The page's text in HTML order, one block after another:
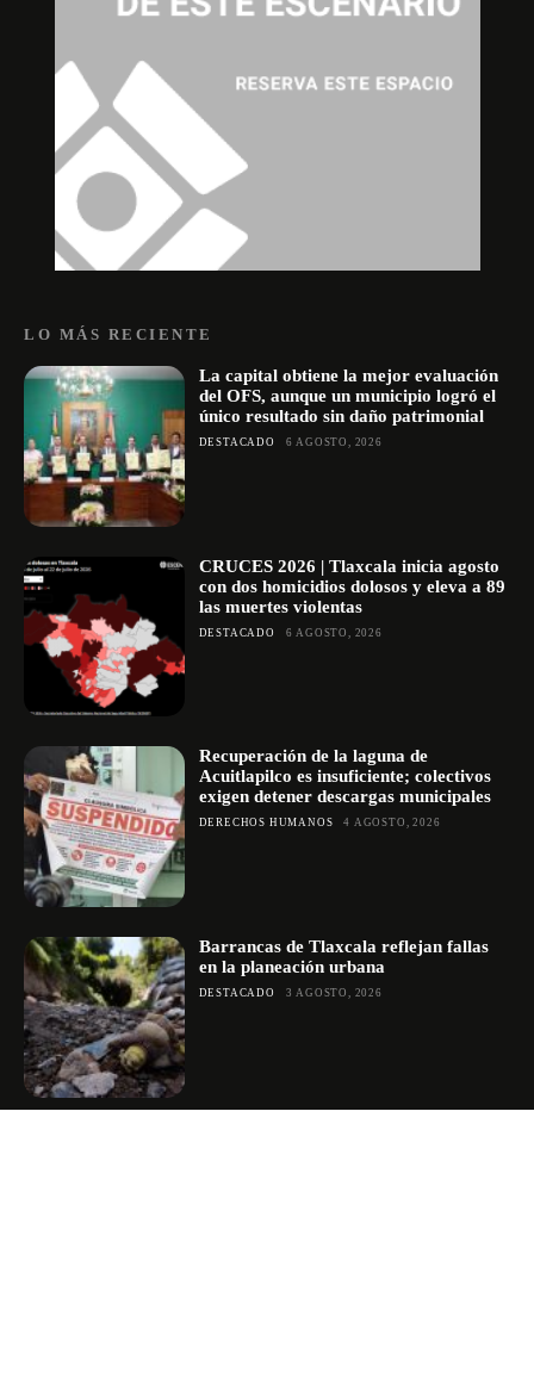
LO MÁS RECIENTE
La capital obtiene la mejor evaluación
del OFS, aunque un municipio logró el
único resultado sin daño patrimonial
DESTACADO 6 AGOSTO, 2026
CRUCES 2026 | Tlaxcala inicia agosto
con dos homicidios dolosos y eleva a 89
las muertes violentas
DESTACADO 6 AGOSTO, 2026
Recuperación de la laguna de
Acuitlapilco es insuficiente; colectivos
exigen detener descargas municipales
DERECHOS HUMANOS 4 AGOSTO, 2026
Barrancas de Tlaxcala reflejan fallas
en la planeación urbana
DESTACADO 3 AGOSTO, 2026